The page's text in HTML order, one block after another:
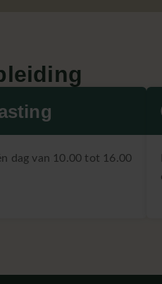
dag van 10.00 tot 16.00